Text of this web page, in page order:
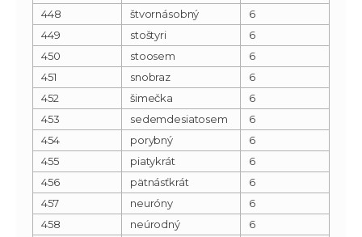
448
štvornásobný
6
449
stoštyri
6
450
stoosem
6
451
snobraz
6
452
šimečka
6
453
sedemdesiatosem
6
454
porybný
6
455
piatykrát
6
456
pätnásťkrát
6
457
neuróny
6
458
neúrodný
6